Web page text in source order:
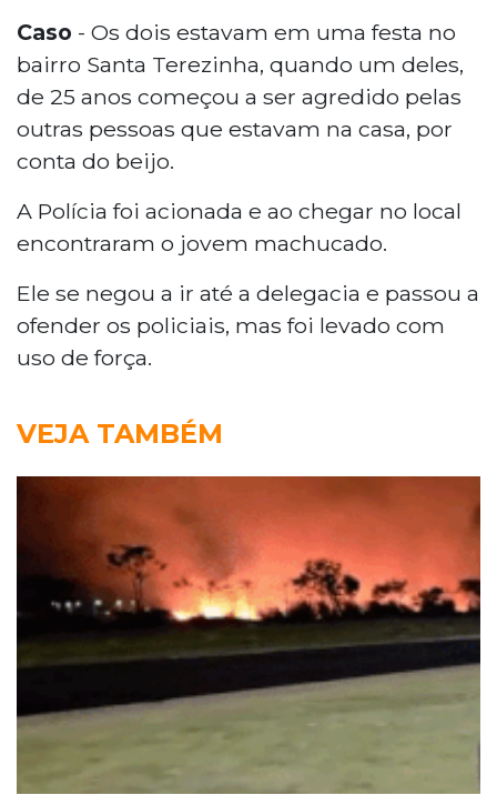
Caso - Os dois estavam em uma festa no
bairro Santa Terezinha, quando um deles,
de 25 anos começou a ser agredido pelas
outras pessoas que estavam na casa, por
conta do beijo.
A Polícia foi acionada e ao chegar no local
encontraram o jovem machucado.
Ele se negou a ir até a delegacia e passou a
ofender os policiais, mas foi levado com
uso de força.
VEJA TAMBÉM